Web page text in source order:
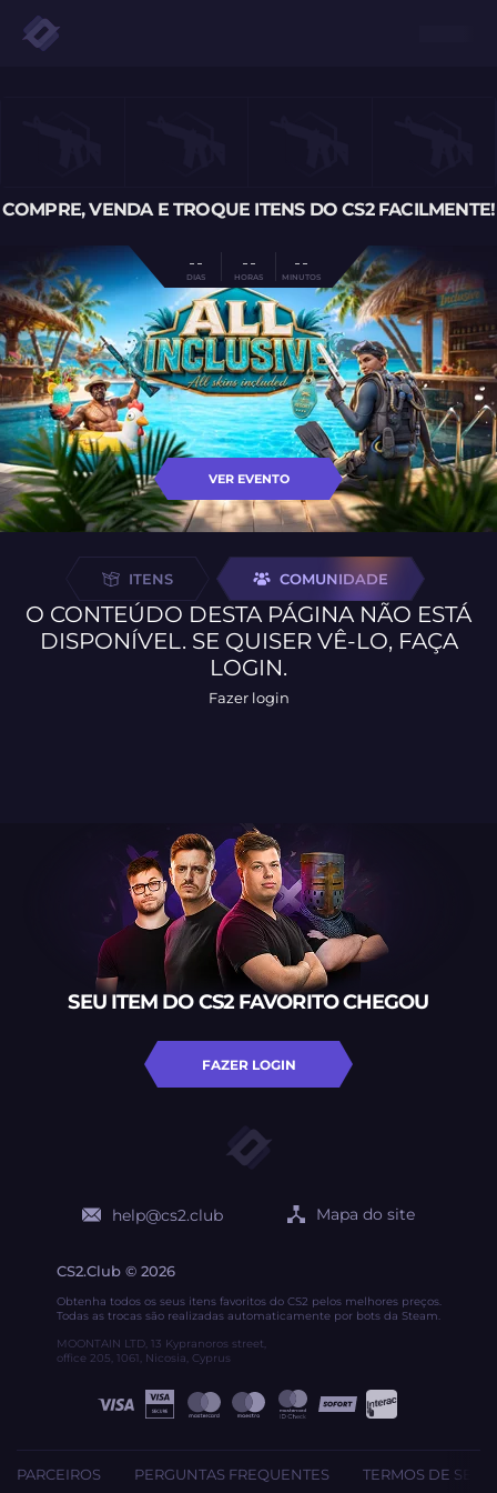
COMPRE, VENDA E TROQUE ITENS DO CS2 FACILMENTE!
- -
DIAS
- -
HORAS
- -
MINUTOS
VER EVENTO
ITENS COMUNIDADE
O CONTEÚDO DESTA PÁGINA NÃO ESTÁ
DISPONÍVEL. SE QUISER VÊ-LO, FAÇA
LOGIN.
Fazer login
CS2.Club © 2026
Obtenha todos os seus itens favoritos do CS2 pelos melhores preços.
Todas as trocas são realizadas automaticamente por bots da Steam.
MOONTAIN LTD, 13 Kypranoros street,
office 205, 1061, Nicosia, Cyprus
SEU ITEM DO CS2 FAVORITO CHEGOU
FAZER LOGIN
help@cs2.club Mapa do site
PARCEIROS PERGUNTAS FREQUENTES TERMOS DE